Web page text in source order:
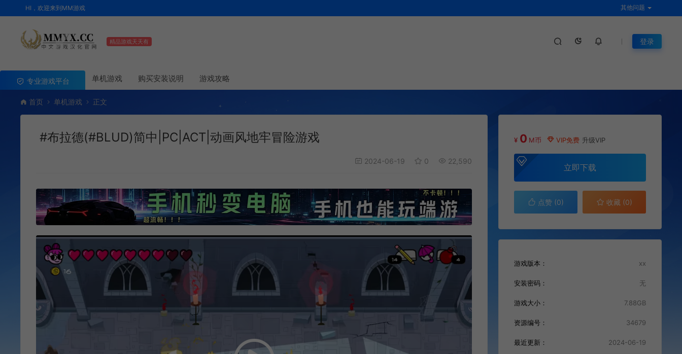
HI，欢迎来到MM游戏 其他问题
精品游戏天天有 登录
专业游戏平台 单机游戏 购买安装说明 游戏攻略
首页 单机游戏 正文
#布拉德(#BLUD)简中|PC|ACT|动画风地牢冒险游戏
2024-06-19 0 22,590
¥ 0 M币 VIP免费 升级VIP
立即下载
点赞 (0) 收藏 (0)
游戏版本： xx
安装密码： 无
游戏大小： 7.88GB
资源编号： 34679
最近更新： 2024-06-19